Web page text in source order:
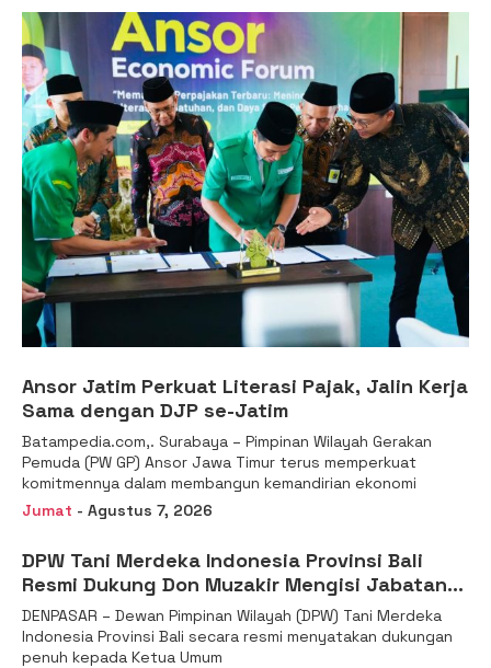
Ansor Jatim Perkuat Literasi Pajak, Jalin Kerja
Sama dengan DJP se-Jatim
Batampedia.com,. Surabaya – Pimpinan Wilayah Gerakan
Pemuda (PW GP) Ansor Jawa Timur terus memperkuat
komitmennya dalam membangun kemandirian ekonomi
Jumat - Agustus 7, 2026
DPW Tani Merdeka Indonesia Provinsi Bali
Resmi Dukung Don Muzakir Mengisi Jabatan
Wakil Menteri Pertanian RI
DENPASAR – Dewan Pimpinan Wilayah (DPW) Tani Merdeka
Indonesia Provinsi Bali secara resmi menyatakan dukungan
penuh kepada Ketua Umum